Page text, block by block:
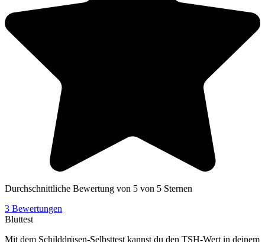
Durchschnittliche Bewertung von 5 von 5 Sternen
3 Bewertungen
Bluttest
Mit dem Schilddrüsen-Selbsttest kannst du den TSH-Wert in deinem